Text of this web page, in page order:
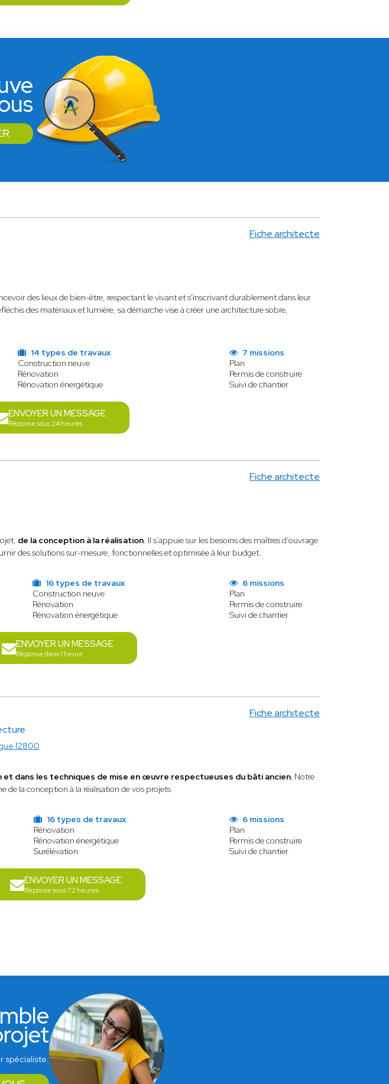
Fiche architecte
des lieux de bien-être, respectant le vivant et s'inscrivant durablement dans leur
des matériaux et lumière, sa démarche vise à créer une architecture sobre,
14 types de travaux
Construction neuve
Rénovation
Rénovation énergétique
7 missions
Plan
Permis de construire
Suivi de chantier
ENVOYER UN MESSAGE
Réponse sous 24 heures
Fiche architecte
de la conception à la réalisation. Il s’appuie sur les besoins des maîtres d’ouvrage
des solutions sur-mesure, fonctionnelles et optimisée à leur budget.
16 types de travaux
Construction neuve
Rénovation
Rénovation énergétique
6 missions
Plan
Permis de construire
Suivi de chantier
ENVOYER UN MESSAGE
Réponse dans l'heure
Fiche architecte
12800
et dans les techniques de mise en œuvre respectueuses du bâti ancien. Notre
de la conception à la réalisation de vos projets
16 types de travaux
Rénovation
Rénovation énergétique
Surélévation
6 missions
Plan
Permis de construire
Suivi de chantier
ENVOYER UN MESSAGE
Réponse sous 72 heures
spécialiste.